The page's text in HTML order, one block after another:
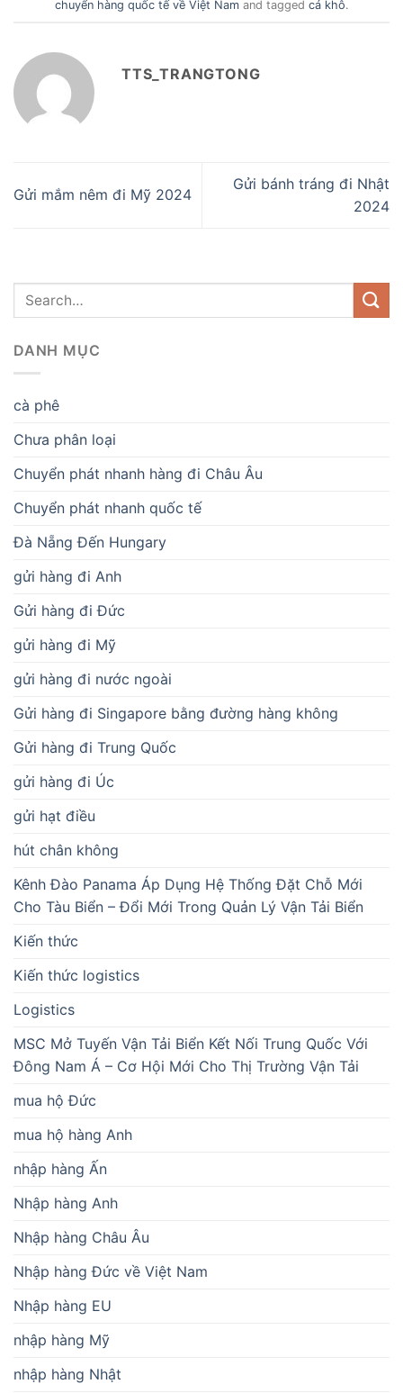
chuyển hàng quốc tế về Việt Namand tagged cá khô.
TTS_TRANGTONG
Gửi mắm nêm đi Mỹ 2024
Gửi bánh tráng đi Nhật
2024
DANH MỤC
cà phê
Chưa phân loại
Chuyển phát nhanh hàng đi Châu Âu
Chuyển phát nhanh quốc tế
Đà Nẵng Đến Hungary
gửi hàng đi Anh
Gửi hàng đi Đức
gửi hàng đi Mỹ
gửi hàng đi nước ngoài
Gửi hàng đi Singapore bằng đường hàng không
Gửi hàng đi Trung Quốc
gửi hàng đi Úc
gửi hạt điều
hút chân không
Kênh Đào Panama Áp Dụng Hệ Thống Đặt Chỗ Mới
Cho Tàu Biển – Đổi Mới Trong Quản Lý Vận Tải Biển
Kiến thức
Kiến thức logistics
Logistics
MSC Mở Tuyến Vận Tải Biển Kết Nối Trung Quốc Với
Đông Nam Á – Cơ Hội Mới Cho Thị Trường Vận Tải
mua hộ Đức
mua hộ hàng Anh
nhập hàng Ấn
Nhập hàng Anh
Nhập hàng Châu Âu
Nhập hàng Đức về Việt Nam
Nhập hàng EU
nhập hàng Mỹ
nhập hàng Nhật